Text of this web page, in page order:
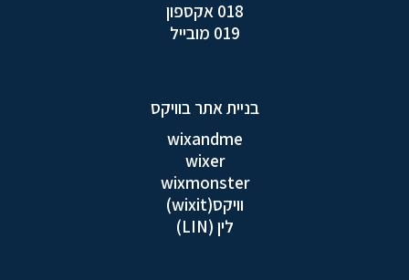
018 אקספון
019 מובייל
בניית אתר בוויקס
wixandme
wixer
wixmonster
וויקס(wixit)
לין (LIN)